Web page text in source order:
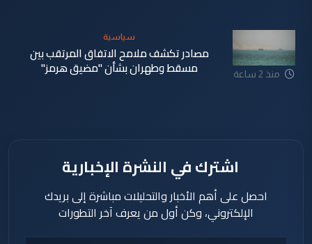
منذ 2 ساعة
سياسية
مصادر تكشف ملامح الاتفاق المرتقب بين
مسقط وطهران بشأن "مضيق هرمز"
اشترك في النشرة الإخبارية
احصل على أهم الأخبار والتحليلات مباشرة إلى بريدك
الإلكتروني، وكن أول من يعرف آخر التطورات